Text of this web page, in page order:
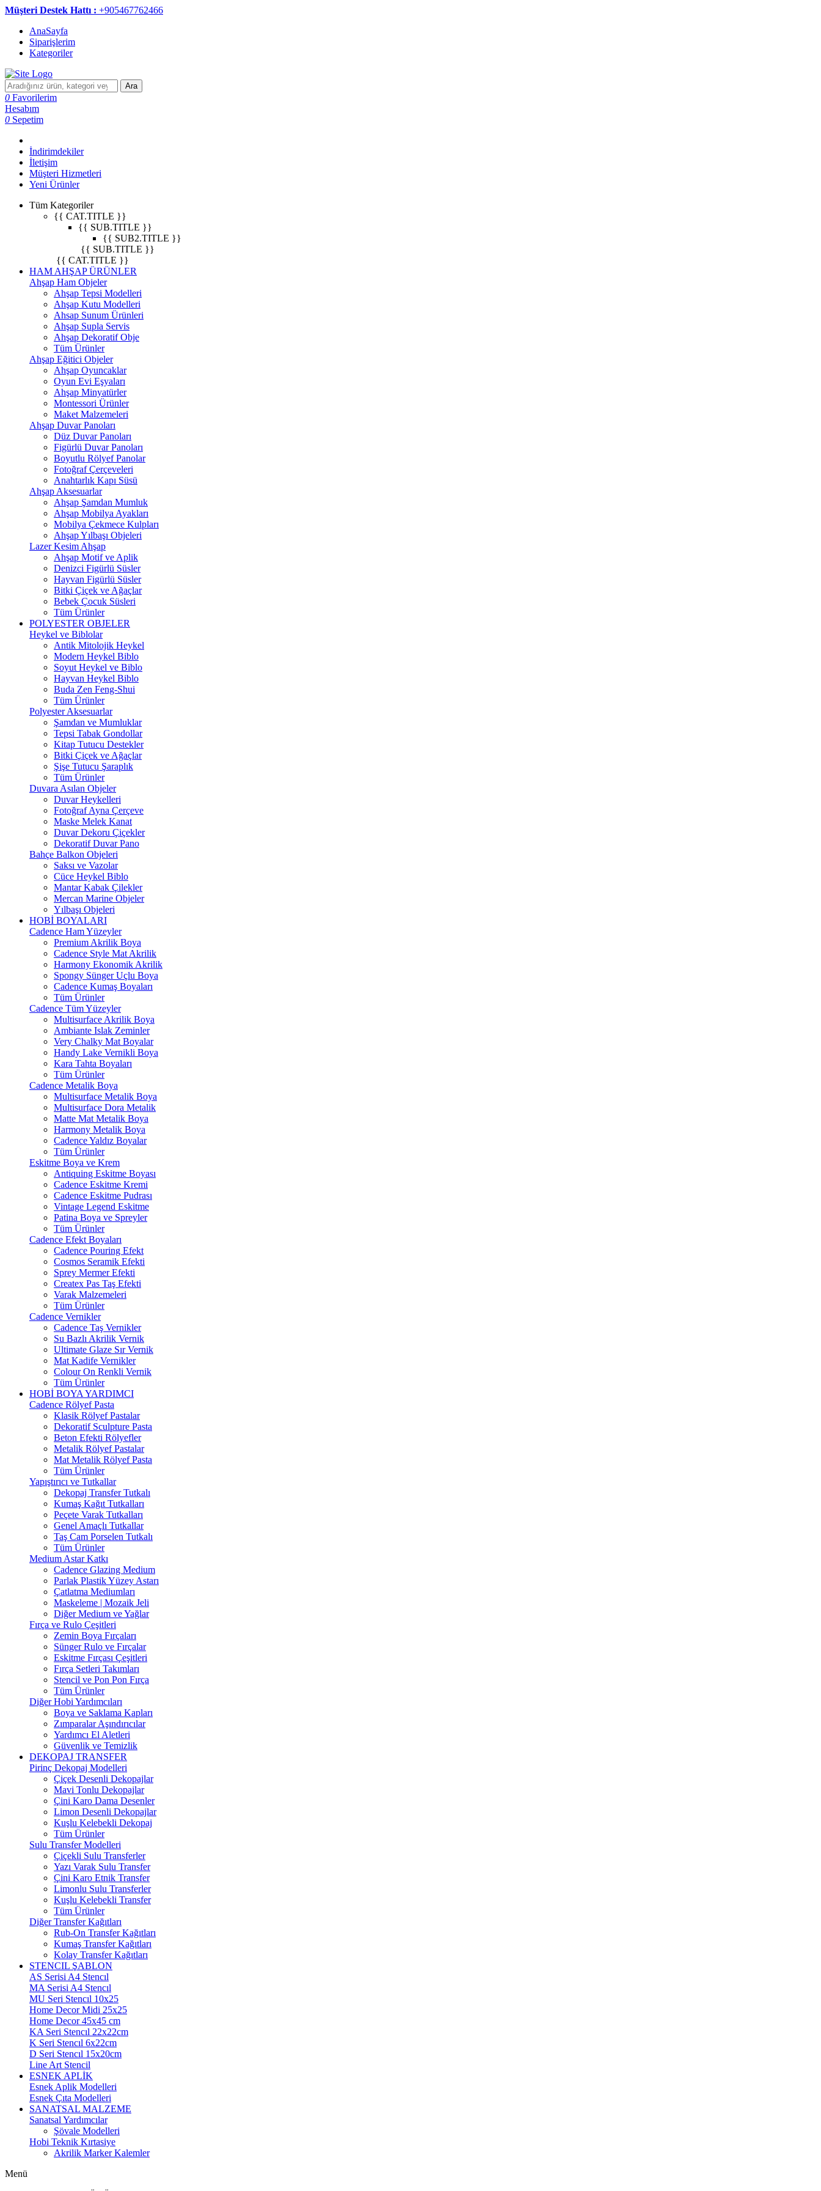
Müşteri Destek Hattı : +905467762466
AnaSayfa
Siparişlerim
Kategoriler
Ara
0 Favorilerim
Hesabım
0 Sepetim
İndirimdekiler
İletişim
Müşteri Hizmetleri
Yeni Ürünler
Tüm Kategoriler
{{ CAT.TITLE }}
{{ SUB.TITLE }}
{{ SUB2.TITLE }}
{{ SUB.TITLE }}
{{ CAT.TITLE }}
HAM AHŞAP ÜRÜNLER
Ahşap Ham Objeler
Ahşap Tepsi Modelleri
Ahşap Kutu Modelleri
Ahsap Sunum Ürünleri
Ahşap Supla Servis
Ahşap Dekoratif Obje
Tüm Ürünler
Ahşap Eğitici Objeler
Ahşap Oyuncaklar
Oyun Evi Eşyaları
Ahşap Minyatürler
Montessori Ürünler
Maket Malzemeleri
Ahşap Duvar Panoları
Düz Duvar Panoları
Figürlü Duvar Panoları
Boyutlu Rölyef Panolar
Fotoğraf Çerçeveleri
Anahtarlık Kapı Süsü
Ahşap Aksesuarlar
Ahşap Şamdan Mumluk
Ahşap Mobilya Ayakları
Mobilya Çekmece Kulpları
Ahşap Yılbaşı Objeleri
Lazer Kesim Ahşap
Ahşap Motif ve Aplik
Denizci Figürlü Süsler
Hayvan Figürlü Süsler
Bitki Çiçek ve Ağaçlar
Bebek Çocuk Süsleri
Tüm Ürünler
POLYESTER OBJELER
Heykel ve Biblolar
Antik Mitolojik Heykel
Modern Heykel Biblo
Soyut Heykel ve Biblo
Hayvan Heykel Biblo
Buda Zen Feng-Shui
Tüm Ürünler
Polyester Aksesuarlar
Şamdan ve Mumluklar
Tepsi Tabak Gondollar
Kitap Tutucu Destekler
Bitki Çiçek ve Ağaçlar
Şişe Tutucu Şaraplık
Tüm Ürünler
Duvara Asılan Objeler
Duvar Heykelleri
Fotoğraf Ayna Çerçeve
Maske Melek Kanat
Duvar Dekoru Çiçekler
Dekoratif Duvar Pano
Bahçe Balkon Objeleri
Saksı ve Vazolar
Cüce Heykel Biblo
Mantar Kabak Çilekler
Mercan Marine Objeler
Yılbaşı Objeleri
HOBİ BOYALARI
Cadence Ham Yüzeyler
Premium Akrilik Boya
Cadence Style Mat Akrilik
Harmony Ekonomik Akrilik
Spongy Sünger Uçlu Boya
Cadence Kumaş Boyaları
Tüm Ürünler
Cadence Tüm Yüzeyler
Multisurface Akrilik Boya
Ambiante Islak Zeminler
Very Chalky Mat Boyalar
Handy Lake Vernikli Boya
Kara Tahta Boyaları
Tüm Ürünler
Cadence Metalik Boya
Multisurface Metalik Boya
Multisurface Dora Metalik
Matte Mat Metalik Boya
Harmony Metalik Boya
Cadence Yaldız Boyalar
Tüm Ürünler
Eskitme Boya ve Krem
Antiquing Eskitme Boyası
Cadence Eskitme Kremi
Cadence Eskitme Pudrası
Vintage Legend Eskitme
Patina Boya ve Spreyler
Tüm Ürünler
Cadence Efekt Boyaları
Cadence Pouring Efekt
Cosmos Seramik Efekti
Sprey Mermer Efekti
Createx Pas Taş Efekti
Varak Malzemeleri
Tüm Ürünler
Cadence Vernikler
Cadence Taş Vernikler
Su Bazlı Akrilik Vernik
Ultimate Glaze Sır Vernik
Mat Kadife Vernikler
Colour On Renkli Vernik
Tüm Ürünler
HOBİ BOYA YARDIMCI
Cadence Rölyef Pasta
Klasik Rölyef Pastalar
Dekoratif Sculpture Pasta
Beton Efekti Rölyefler
Metalik Rölyef Pastalar
Mat Metalik Rölyef Pasta
Tüm Ürünler
Yapıştırıcı ve Tutkallar
Dekopaj Transfer Tutkalı
Kumaş Kağıt Tutkalları
Peçete Varak Tutkalları
Genel Amaçlı Tutkallar
Taş Cam Porselen Tutkalı
Tüm Ürünler
Medium Astar Katkı
Cadence Glazing Medium
Parlak Plastik Yüzey Astarı
Çatlatma Mediumları
Maskeleme | Mozaik Jeli
Diğer Medium ve Yağlar
Fırça ve Rulo Çeşitleri
Zemin Boya Fırçaları
Sünger Rulo ve Fırçalar
Eskitme Fırçası Çeşitleri
Fırça Setleri Takımları
Stencil ve Pon Pon Fırça
Tüm Ürünler
Diğer Hobi Yardımcıları
Boya ve Saklama Kapları
Zımparalar Aşındırıcılar
Yardımcı El Aletleri
Güvenlik ve Temizlik
DEKOPAJ TRANSFER
Pirinç Dekopaj Modelleri
Çiçek Desenli Dekopajlar
Mavi Tonlu Dekopajlar
Çini Karo Dama Desenler
Limon Desenli Dekopajlar
Kuşlu Kelebekli Dekopaj
Tüm Ürünler
Sulu Transfer Modelleri
Çiçekli Sulu Transferler
Yazı Varak Sulu Transfer
Çini Karo Etnik Transfer
Limonlu Sulu Transferler
Kuşlu Kelebekli Transfer
Tüm Ürünler
Diğer Transfer Kağıtları
Rub-On Transfer Kağıtları
Kumaş Transfer Kağıtları
Kolay Transfer Kağıtları
STENCIL ŞABLON
AS Serisi A4 Stencıl
MA Serisi A4 Stencıl
MU Seri Stencıl 10x25
Home Decor Midi 25x25
Home Decor 45x45 cm
KA Seri Stencıl 22x22cm
K Seri Stencıl 6x22cm
D Seri Stencıl 15x20cm
Line Art Stencil
ESNEK APLİK
Esnek Aplik Modelleri
Esnek Çıta Modelleri
SANATSAL MALZEME
Sanatsal Yardımcılar
Şövale Modelleri
Hobi Teknik Kırtasiye
Akrilik Marker Kalemler
Menü